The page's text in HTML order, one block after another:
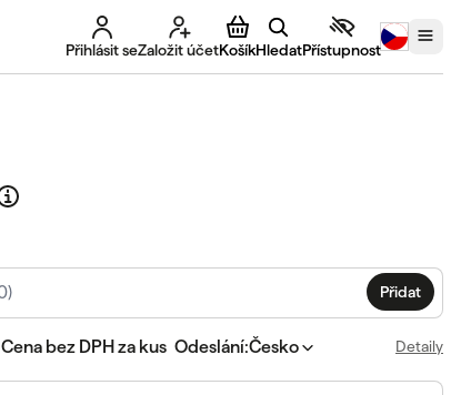
Přihlásit seZaložit účetKošíkHledatPřístupnost
Přidat
Cena bez DPH za kus Odeslání:Česko Detaily